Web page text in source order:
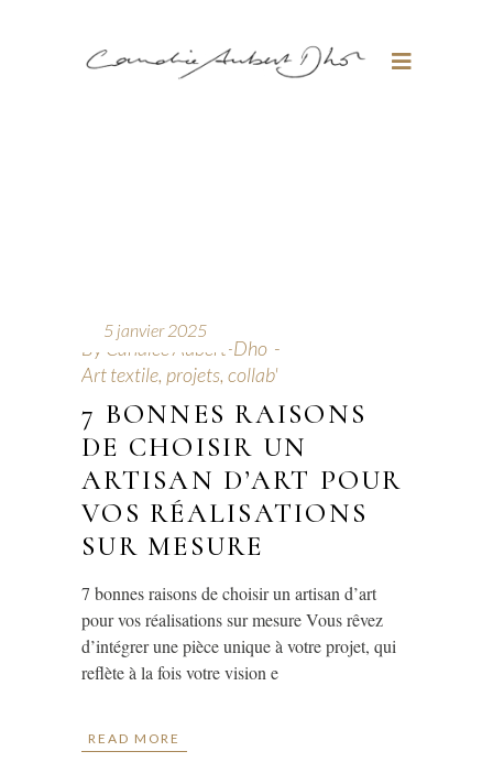
5 janvier 2025
By Candice Aubert-Dho
Art textile, projets, collab'
7 BONNES RAISONS
DE CHOISIR UN
ARTISAN D’ART POUR
VOS RÉALISATIONS
SUR MESURE
7 bonnes raisons de choisir un artisan d’art
pour vos réalisations sur mesure Vous rêvez
d’intégrer une pièce unique à votre projet, qui
reflète à la fois votre vision e
READ MORE